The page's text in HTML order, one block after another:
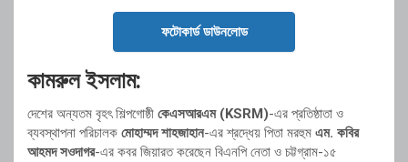
ফটোকার্ড ডাউনলোড
কামরুল ইসলাম:
দেশের অন্যতম বৃহৎ শিল্পগোষ্ঠী কেএসআরএম (KSRM)-এর প্রতিষ্ঠাতা ও
ব্যবস্থাপনা পরিচালক মোহাম্মদ শাহজাহান-এর শ্রদ্ধেয় পিতা মরহুম এম. কবির
আহমদ সওদাগর-এর কবর জিয়ারত করেছেন বিএনপি নেতা ও চট্টগ্রাম-১৫